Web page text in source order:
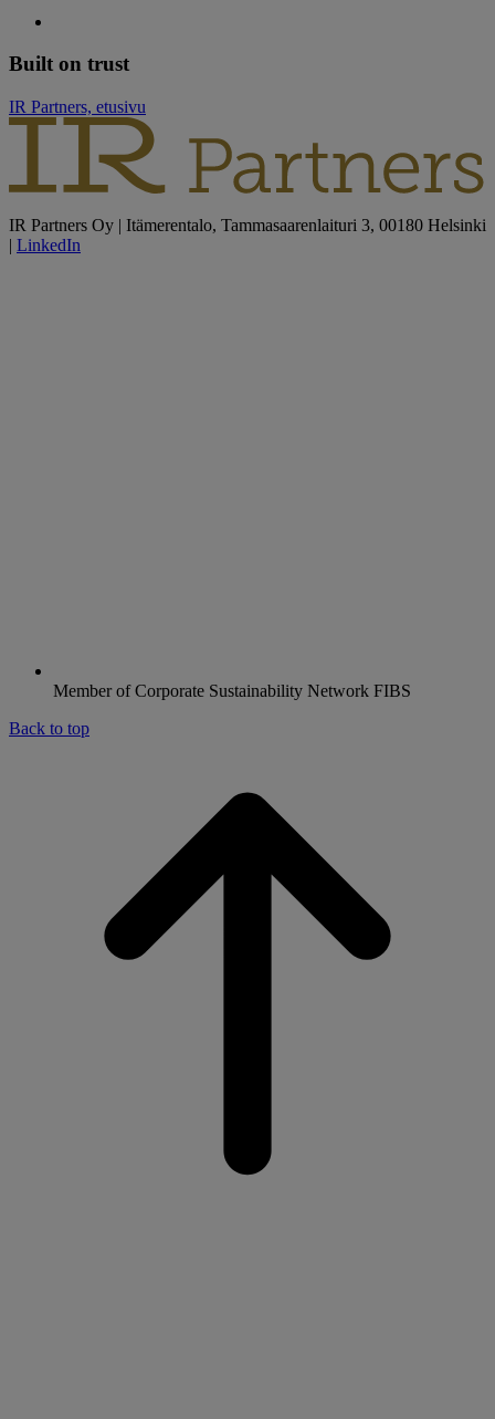
Built on trust
IR Partners, etusivu
IR Partners Oy | Itämerentalo, Tammasaarenlaituri 3, 00180 Helsinki
| LinkedIn
Member of Corporate Sustainability Network FIBS
Back to top